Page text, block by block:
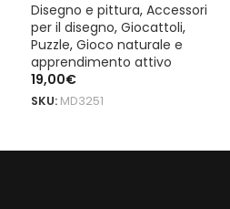
Disegno e pittura, Accessori
per il disegno, Giocattoli,
Puzzle, Gioco naturale e
apprendimento attivo
19,00€
SKU: MD3251